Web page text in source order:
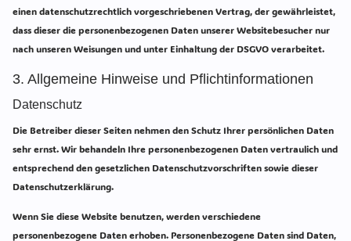
einen datenschutzrechtlich vorgeschriebenen Vertrag, der gewährleistet,
dass dieser die personenbezogenen Daten unserer Websitebesucher nur
nach unseren Weisungen und unter Einhaltung der DSGVO verarbeitet.
3. Allgemeine Hinweise und Pflicht­informationen
Datenschutz
Die Betreiber dieser Seiten nehmen den Schutz Ihrer persönlichen Daten
sehr ernst. Wir behandeln Ihre personenbezogenen Daten vertraulich und
entsprechend den gesetzlichen Datenschutzvorschriften sowie dieser
Datenschutzerklärung.
Wenn Sie diese Website benutzen, werden verschiedene
personenbezogene Daten erhoben. Personenbezogene Daten sind Daten,